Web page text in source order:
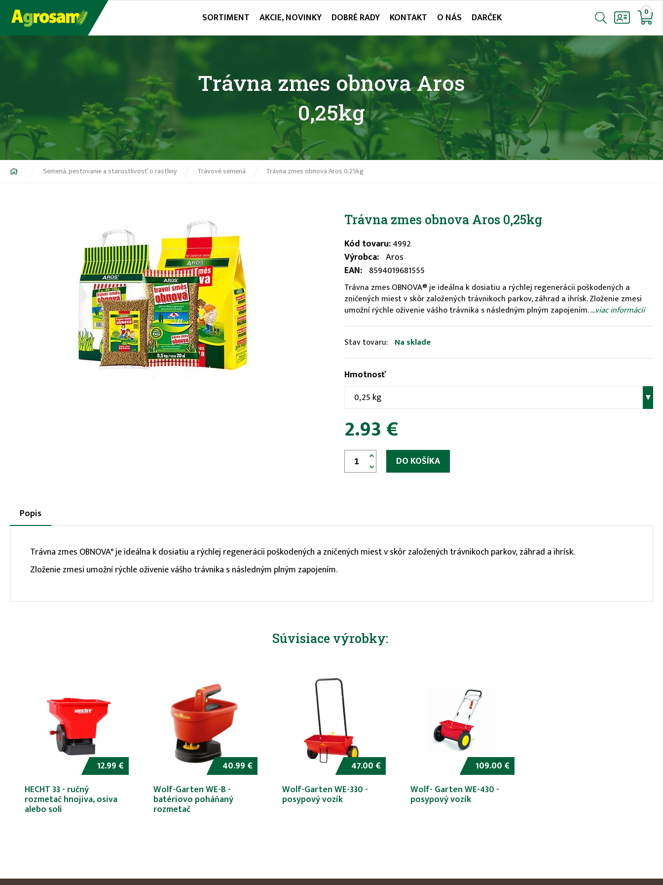
Jump
navigation
SORTIMENT AKCIE, NOVINKY DOBRÉ RADY KONTAKT O NÁS DARČEK 0
Trávna zmes obnova Aros
0,25kg
Nachádzate
Semená, pestovanie a starostlivosť o rastliny Trávové semená Trávna zmes obnova Aros 0,25kg
Trávna zmes obnova Aros 0,25kg
Kód tovaru:4992
Výrobca: Aros
EAN: 8594019681555
Trávna zmes OBNOVA® je ideálna k dosiatiu a rýchlej regenerácii poškodených a
zničených miest v skôr založených trávnikoch parkov, záhrad a ihrísk. Zloženie zmesi
umožní rýchle oživenie vášho trávnika s následným plným zapojením. ...viac informácií
Stav tovaru: Na sklade
Hmotnosť
0,25 kg
▾
2.93 €


More
infos
Popis
karta)
Trávna zmes OBNOVA®je ideálna k dosiatiu a rýchlej regenerácii poškodených a zničených miest v skôr založených trávnikoch parkov, záhrad a ihrísk.
Zloženie zmesi umožní rýchle oživenie vášho trávnika s následným plným zapojením.
Súvisiace výrobky:
12.99 €
HECHT 33 - ručný
rozmetač hnojiva, osiva
alebo soli
40.99 €
Wolf-Garten WE-B -
batériovo poháňaný
rozmetač
47.00 €
Wolf-Garten WE-330 -
posypový vozík
109.00 €
Wolf- Garten WE-430 -
posypový vozík